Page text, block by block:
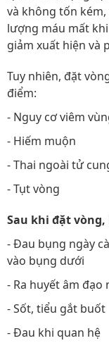
và không tốn
lượng máu mất
giảm xuất hiện và
Tuy nhiên, đặt
điểm:
- Nguy cơ viêm
- Hiếm muộn
- Thai ngoài tử
- Tụt vòng
Sau khi đặt vòng,
- Đau bụng ngày
vào bụng dưới
- Ra huyết âm đạo
- Sốt, tiểu gắt buốt
- Đau khi quan hệ